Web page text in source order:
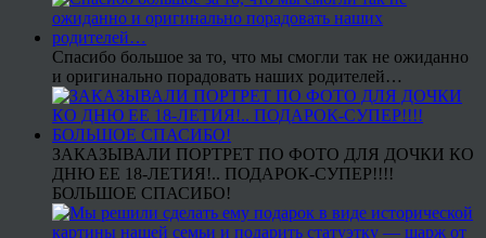
Спасибо большое за то, что мы смогли так не ожиданно
и оригинально порадовать наших родителей…
ЗАКАЗЫВАЛИ ПОРТРЕТ ПО ФОТО ДЛЯ ДОЧКИ КО
ДНЮ ЕЕ 18-ЛЕТИЯ!.. ПОДАРОК-СУПЕР!!!!
БОЛЬШОЕ СПАСИБО!